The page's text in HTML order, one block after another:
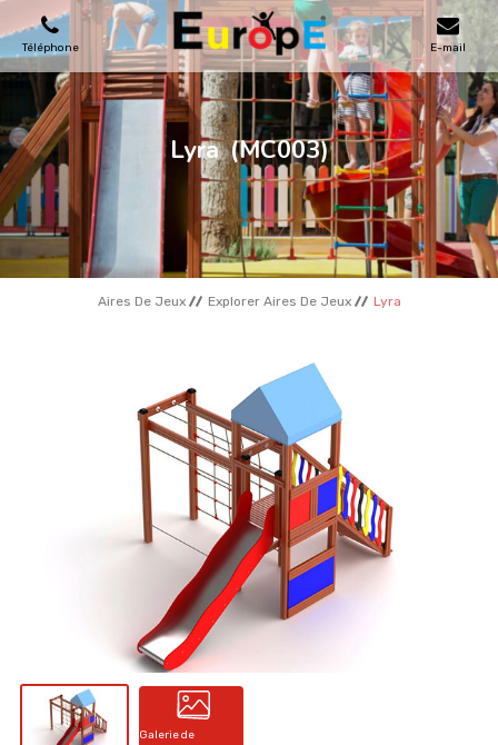
Téléphone E-mail
AIRES DE JEUX
MAISONS EN BOIS
MOBILIERS URBAINS
SKATEPARKS
Lyra (MC003)
Aires De Jeux Explorer Aires De Jeux Lyra
Galerie de